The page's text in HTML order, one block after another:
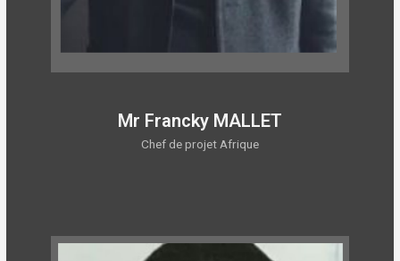
Mr Francky MALLET
Chef de projet Afrique